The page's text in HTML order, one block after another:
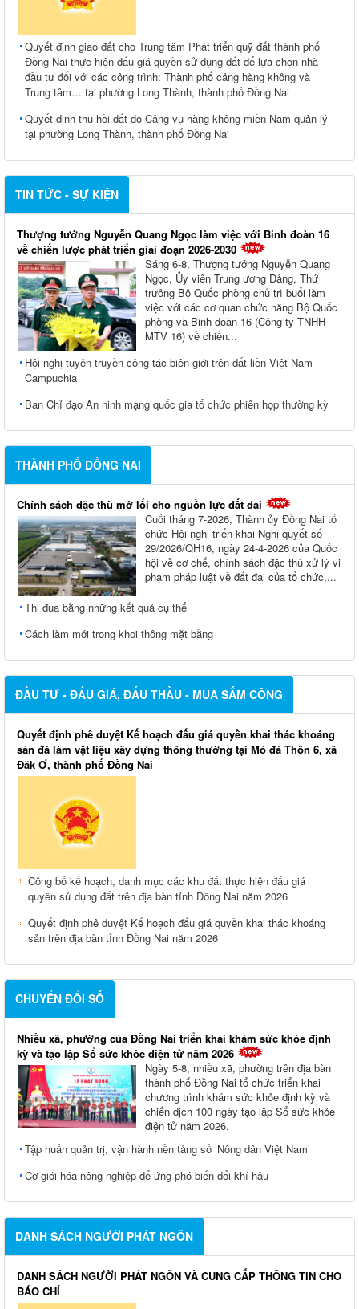
Quyết định giao đất cho Trung tâm Phát triển quỹ đất thành phố
Đồng Nai thực hiện đấu giá quyền sử dụng đất để lựa chọn nhà
đầu tư đối với các công trình: Thành phố cảng hàng không và
Trung tâm… tại phường Long Thành, thành phố Đồng Nai
Quyết định thu hồi đất do Cảng vụ hàng không miền Nam quản lý
tại phường Long Thành, thành phố Đồng Nai
TIN TỨC - SỰ KIỆN
Thượng tướng Nguyễn Quang Ngọc làm việc với Binh đoàn 16
về chiến lược phát triển giai đoạn 2026-2030
Sáng 6-8, Thượng tướng Nguyễn Quang
Ngọc, Ủy viên Trung ương Đảng, Thứ
trưởng Bộ Quốc phòng chủ trì buổi làm
việc với các cơ quan chức năng Bộ Quốc
phòng và Binh đoàn 16 (Công ty TNHH
MTV 16) về chiến...
Hội nghị tuyên truyền công tác biên giới trên đất liền Việt Nam -
Campuchia
Ban Chỉ đạo An ninh mạng quốc gia tổ chức phiên họp thường kỳ
THÀNH PHỐ ĐỒNG NAI
Chính sách đặc thù mở lối cho nguồn lực đất đai
Cuối tháng 7-2026, Thành ủy Ðồng Nai tổ
chức Hội nghị triển khai Nghị quyết số
29/2026/QH16, ngày 24-4-2026 của Quốc
hội về cơ chế, chính sách đặc thù xử lý vi
phạm pháp luật về đất đai của tổ chức,...
Thi đua bằng những kết quả cụ thể
Cách làm mới trong khơi thông mặt bằng
ĐẦU TƯ - ĐẤU GIÁ, ĐẤU THẦU - MUA SẮM CÔNG
Quyết định phê duyệt Kế hoạch đấu giá quyền khai thác khoáng
sản đá làm vật liệu xây dựng thông thường tại Mỏ đá Thôn 6, xã
Đăk Ơ, thành phố Đồng Nai
Công bố kế hoạch, danh mục các khu đất thực hiện đấu giá
quyền sử dụng đất trên địa bàn tỉnh Đồng Nai năm 2026
Quyết định phê duyệt Kế hoạch đấu giá quyền khai thác khoáng
sản trên địa bàn tỉnh Đồng Nai năm 2026
CHUYỂN ĐỔI SỐ
Nhiều xã, phường của Đồng Nai triển khai khám sức khỏe định
kỳ và tạo lập Sổ sức khỏe điện tử năm 2026
Ngày 5-8, nhiều xã, phường trên địa bàn
thành phố Đồng Nai tổ chức triển khai
chương trình khám sức khỏe định kỳ và
chiến dịch 100 ngày tạo lập Sổ sức khỏe
điện tử năm 2026.
Tập huấn quản trị, vận hành nền tảng số ‘Nông dân Việt Nam’
Cơ giới hóa nông nghiệp để ứng phó biến đổi khí hậu
DANH SÁCH NGƯỜI PHÁT NGÔN
DANH SÁCH NGƯỜI PHÁT NGÔN VÀ CUNG CẤP THÔNG TIN CHO
BÁO CHÍ